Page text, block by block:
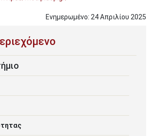
Ενημερωμένο: 24Απριλίου 2025